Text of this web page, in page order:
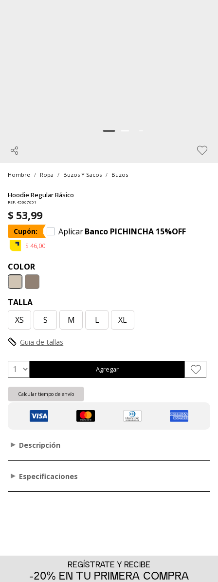
Hombre Ropa Buzos Y Sacos Buzos
Hoodie Regular Básico
REF. 45067651
$ 53,99
Cupón: AplicarBanco PICHINCHA 15%OFF
$ 46,00
COLOR
TALLA
XS
S M L XL
Guia de tallas
Agregar
Calcular tiempo de envío
Descripción
Especificaciones
REGÍSTRATE Y RECIBE
-20% EN TU PRIMERA COMPRA